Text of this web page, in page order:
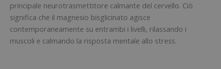
principale neurotrasmettitore calmante del cervello. Ciò
significa che il magnesio bisglicinato agisce
contemporaneamente su entrambi i livelli, rilassando i
muscoli e calmando la risposta mentale allo stress.